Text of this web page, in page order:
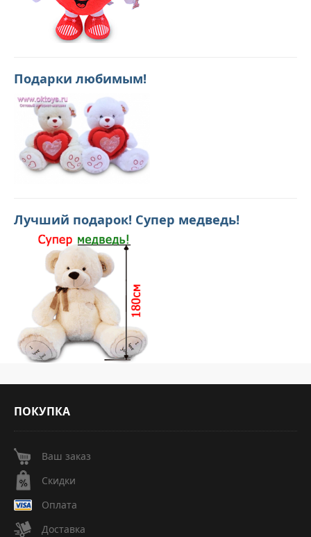
Подарки любимым!
Лучший подарок! Супер медведь!
ПОКУПКА
Ваш заказ
Скидки
Оплата
Доставка